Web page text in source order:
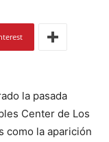
la pasada
Center de Los
como la aparición